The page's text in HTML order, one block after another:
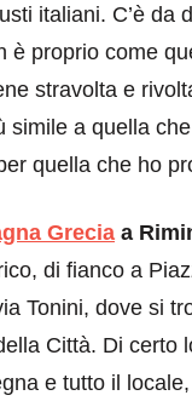
italiani. C’è da
è proprio come
stravolta e
simile a quella
quella che ho
Grecia a
di fianco a
Tonini, dove si
Città. Di certo
e tutto il